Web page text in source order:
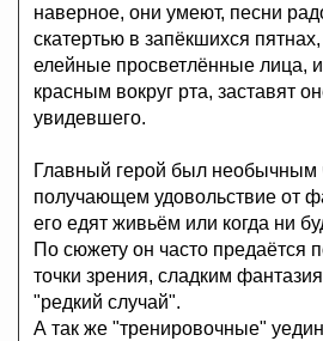
наверное, они умеют, песни
скатертью в запёкшихся
елейные просветлённые лица,
красным вокруг рта, заставят
увидевшего.
Главный герой был необычным
получающем удовольствие от
его едят живьём или когда ни
По сюжету он часто предаётся
точки зрения, сладким
"редкий случай".
А так же "тренировочные"